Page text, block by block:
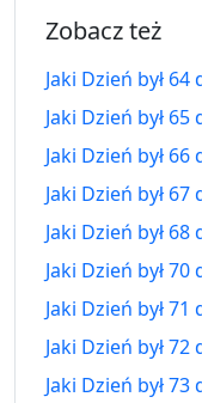
temu
60 dni
temu
61 dni
62 dni
temu
Zobacz też
Jaki Dzień był
Jaki Dzień był
Jaki Dzień był
Jaki Dzień był
Jaki Dzień był
Jaki Dzień był
Jaki Dzień był
Jaki Dzień był
Jaki Dzień był